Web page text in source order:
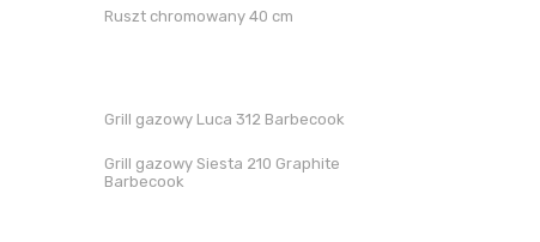
Ruszt chromowany 40 cm
Grill gazowy Luca 312 Barbecook
Grill gazowy Siesta 210 Graphite
Barbecook